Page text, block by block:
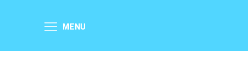
MENU